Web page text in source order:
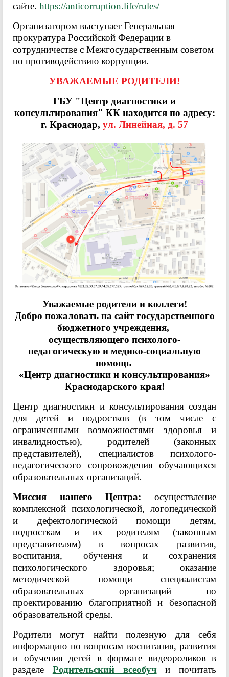
сайте. https://anticorruption.life/rules/
Организатором выступает Генеральная
прокуратура Российской Федерации в
сотрудничестве с Межгосударственным советом
по противодействию коррупции.
УВАЖАЕМЫЕ РОДИТЕЛИ!
ГБУ "Центр диагностики и
консультирования" КК находится по адресу:
г. Краснодар, ул. Линейная, д. 57
Уважаемые родители и коллеги!
Добро пожаловать на сайт государственного
бюджетного учреждения,
осуществляющего психолого-
педагогическую и медико-социальную
помощь
«Центр диагностики и консультирования»
Краснодарского края!
Центр диагностики и консультирования создан
для детей и подростков (в том числе с
ограниченными возможностями здоровья и
инвалидностью), родителей (законных
представителей), специалистов психолого-
педагогического сопровождения обучающихся
образовательных организаций.
Миссия нашего Центра: осуществление
комплексной психологической, логопедической
и дефектологической помощи детям,
подросткам и их родителям (законным
представителям) в вопросах развития,
воспитания, обучения и сохранения
психологического здоровья; оказание
методической помощи специалистам
образовательных организаций по
проектированию благоприятной и безопасной
образовательной среды.
Родители могут найти полезную для себя
информацию по вопросам воспитания, развития
и обучения детей в формате видеороликов в
разделе Родительский всеобучи почитать